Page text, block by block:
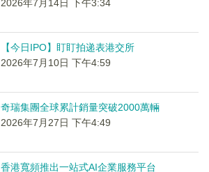
2026年7月14日 下午3:34
【今日IPO】盯盯拍递表港交所
2026年7月10日 下午4:59
奇瑞集團全球累計銷量突破2000萬輛
2026年7月27日 下午4:49
香港寬頻推出一站式AI企業服務平台